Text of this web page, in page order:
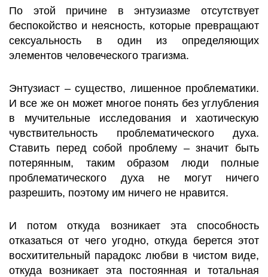
По этой причине в энтузиазме отсутствует
беспокойство и неясность, которые превращают
сексуальность в один из определяющих
элементов человеческого трагизма.
Энтузиаст – существо, лишенное проблематики.
И все же он может многое понять без углубления
в мучительные исследования и хаотическую
чувствительность проблематического духа.
Ставить перед собой проблему – значит быть
потерянным, таким образом люди полные
проблематического духа не могут ничего
разрешить, поэтому им ничего не нравится.
И потом откуда возникает эта способность
отказаться от чего угодно, откуда берется этот
восхитительный парадокс любви в чистом виде,
откуда возникает эта постоянная и тотальная